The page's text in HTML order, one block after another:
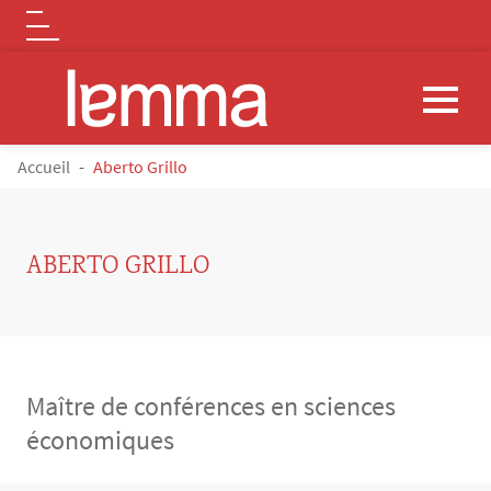
Aller au contenu principal
Logo
FIL D'ARIANE
Accueil Aberto Grillo
ABERTO GRILLO
Maître de conférences en sciences
économiques